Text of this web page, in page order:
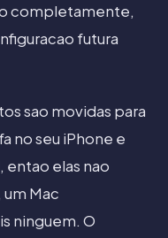
completamente,
futura
sao movidas para
no seu iPhone e
entao elas nao
Mac
ninguem. O